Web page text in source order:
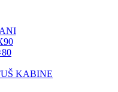
KABINE